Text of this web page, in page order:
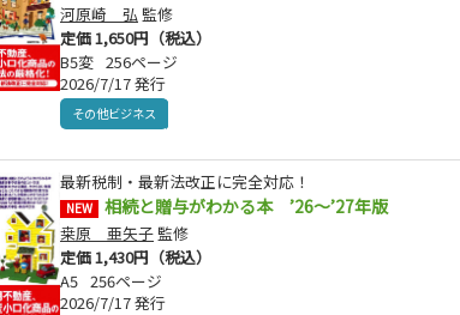
河原崎 弘 監修
定価 1,650円（税込）
B5変 256ページ
2026/7/17 発行
その他ビジネス
最新税制・最新法改正に完全対応！
NEW 相続と贈与がわかる本 ’26～’27年版
桒原 亜矢子監修
定価 1,430円（税込）
A5 256ページ
2026/7/17 発行